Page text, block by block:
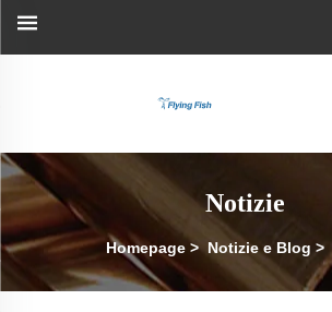
Notizie
Homepage> Notizie e Blog >